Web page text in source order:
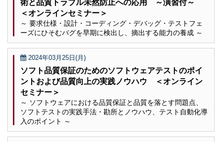
術と品質トラブル未然防止への応用 ～演習付～
＜オンラインセミナー＞
～ 要求仕様・設計・コーディング・デバッグ・テストフェ
ーズにひそむバグを早期に検出し、摘出する能力の養成 ～
2024年03月25日(月)
ソフト品質保証のためのソフトウェアテストのポイ
ントおよび品質向上の実践ノウハウ ＜オンライン
セミナー＞
～ ソフトウェアにおける品質保証と品質を落とす問題点、
ソフトテストの実践手法・勘所とノウハウ、テスト自動化導
入のポイント ～